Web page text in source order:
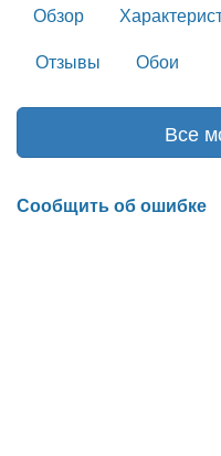
Обзор
Отзывы
Обои
Все
Сообщить об ошибке